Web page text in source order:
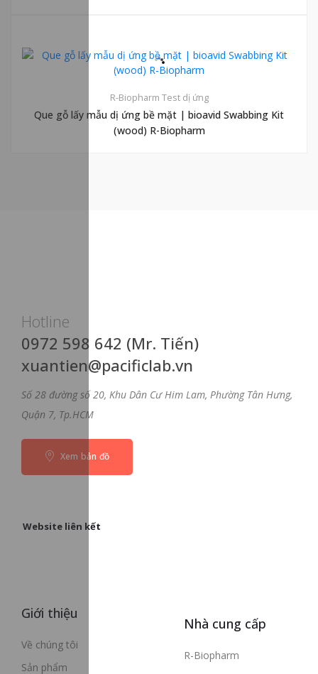
R-Biopharm Test dị ứng
Que gỗ lấy mẫu dị ứng bề mặt | bioavid Swabbing Kit
(wood) R-Biopharm
Hotline
0972 598 642 (Mr. Tiến)
xuantien@pacificlab.vn
Số 28 đường số 20, Khu Dân Cư Him Lam, Phường Tân Hưng,
Quận 7, Tp.HCM
Xem bản đồ
Website liên kết
Giới thiệu
Về chúng tôi
Sản phẩm
Nhà cung cấp
R-Biopharm